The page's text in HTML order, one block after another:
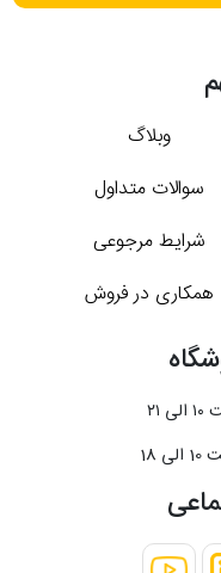
وبلاگ
سوالات متداول
شرایط مرجوعی
همکاری در فروش